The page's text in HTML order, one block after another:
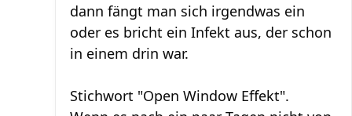
dann fängt man sich irgendwas ein
oder es bricht ein Infekt aus, der schon
in einem drin war.
Stichwort "Open Window Effekt".